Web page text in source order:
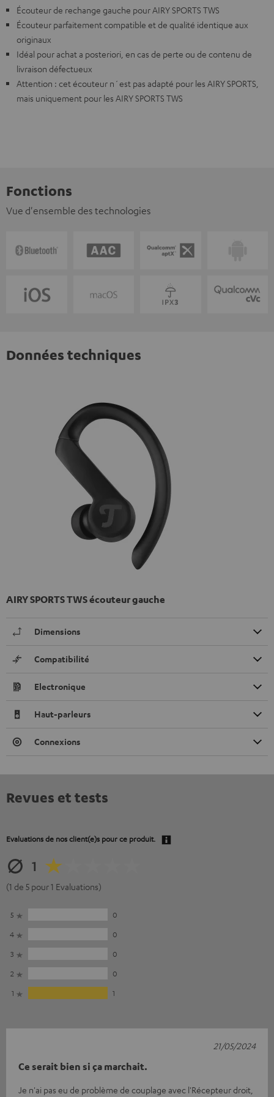
Écouteur de rechange gauche pour AIRY SPORTS TWS
Écouteur parfaitement compatible et de qualité identique aux
originaux
Idéal pour achat a posteriori, en cas de perte ou de contenu de
livraison défectueux
Attention : cet écouteur n´est pas adapté pour les AIRY SPORTS,
mais uniquement pour les AIRY SPORTS TWS
Fonctions
Vue d'ensemble des technologies
Données techniques
AIRY SPORTS TWS écouteur gauche
Dimensions
Compatibilité
Electronique
Haut-parleurs
Connexions
Revues et tests
Evaluations de nos client(e)s pour ce produit.
1
(1 de 5 pour 1 Evaluations)
5
0
4
0
3
0
2
0
1
1
Ce serait bien si ça marchait.
Je n'ai pas eu de problème de couplage avec l'Récepteur droit,
21/05/2024